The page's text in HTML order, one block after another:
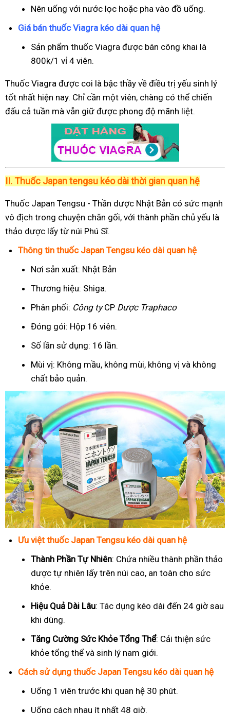
Nên uống với nước lọc hoặc pha vào đồ uống.
Giá bán thuốc Viagra kéo dài quan hệ
Sản phẩm thuốc Viagra được bán công khai là
800k/1 vỉ 4 viên.
Thuốc Viagra được coi là bậc thầy về điều trị yếu sinh lý
tốt nhất hiện nay. Chỉ cần một viên, chàng có thể chiến
đấu cả tuần mà vẫn giữ được phong độ mãnh liệt.
II. Thuốc Japan tengsu kéo dài thời gian quan hệ
Thuốc Japan Tengsu - Thần dược Nhật Bản có sức mạnh
vô địch trong chuyện chăn gối, với thành phần chủ yếu là
thảo dược lấy từ núi Phú Sĩ.
Thông tin thuốc Japan Tengsu kéo dài quan hệ
Nơi sản xuất: Nhật Bản
Thương hiệu: Shiga.
Phân phối: Công tyCP Dược Traphaco
Đóng gói: Hộp 16 viên.
Số lần sử dụng: 16 lần.
Mùi vị: Không mầu, không mùi, không vị và không
chất bảo quản.
Ưu việt thuốc Japan Tengsu kéo dài quan hệ
Thành Phần Tự Nhiên: Chứa nhiều thành phần thảo
dược tự nhiên lấy trên núi cao, an toàn cho sức
khỏe.
Hiệu Quả Dài Lâu: Tác dụng kéo dài đến 24 giờ sau
khi dùng.
Tăng Cường Sức Khỏe Tổng Thể: Cải thiện sức
khỏe tổng thể và sinh lý nam giới.
Cách sử dụng thuốc Japan Tengsu kéo dài quan hệ
Uống 1 viên trước khi quan hệ 30 phút.
Uống cách nhau ít nhất 48 giờ.